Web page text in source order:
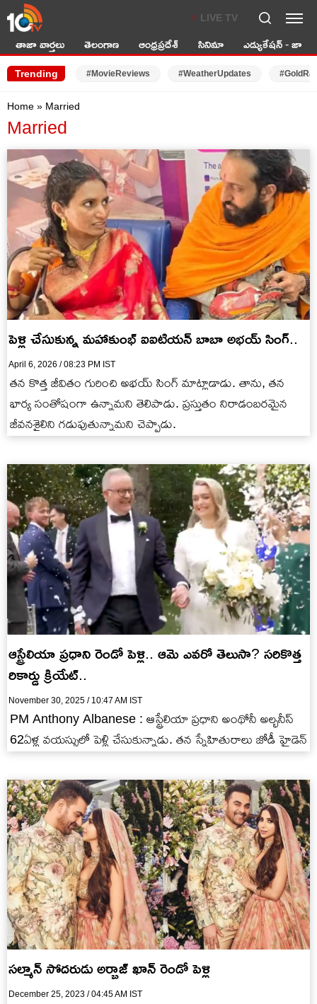
LIVE TV
తాజా వార్తలు తెలంగాణ ఆంధ్రప్రదేశ్ సినిమా ఎడ్యుకేషన్ - జాబ్స్
Trending #MovieReviews #WeatherUpdates
Home » Married
Married
పెళ్లి చేసుకున్న మహాకుంభ్ ఐఐటియన్ బాబా అభయ్ సింగ్‌..
April 6, 2026 / 08:23 PM IST
తన కొత్త జీవితం గురించి అభయ్ సింగ్ మాట్లాడాడు. తాను, తన
భార్య సంతోషంగా ఉన్నామని తెలిపాడు. ప్రస్తుతం నిరాడంబరమైన
జీవనశైలిని గడుపుతున్నామని చెప్పాడు.
ఆస్ట్రేలియా ప్రధాని రెండో పెళ్లి.. ఆమె ఎవరో తెలుసా? సరికొత్త
రికార్డు క్రియేట్..
November 30, 2025 / 10:47 AM IST
PM Anthony Albanese : ఆస్ట్రేలియా ప్రధాని అంథోనీ అల్భనీస్
62ఏళ్ల వయస్సులో పెళ్లి చేసుకున్నాడు. తన స్నేహితురాలు జోడీ హైడెన్
సల్మాన్ సోదరుడు అర్బాజ్ ఖాన్ రెండో పెళ్లి
December 25, 2023 / 04:45 AM IST